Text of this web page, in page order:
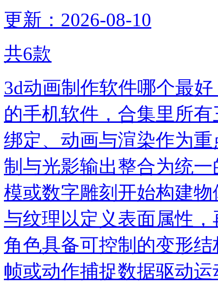
更新：2026-08-10
共6款
3d动画制作软件哪个最
的手机软件，合集里所
绑定、动画与渲染作为
制与光影输出整合为统
模或数字雕刻开始构建
与纹理以定义表面属性
角色具备可控制的变形
帧或动作捕捉数据驱动